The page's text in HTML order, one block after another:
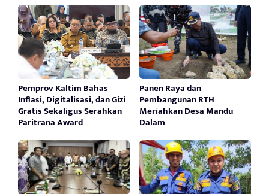
Pemprov Kaltim Bahas
Inflasi, Digitalisasi, dan Gizi
Gratis Sekaligus Serahkan
Paritrana Award
Panen Raya dan
Pembangunan RTH
Meriahkan Desa Mandu
Dalam